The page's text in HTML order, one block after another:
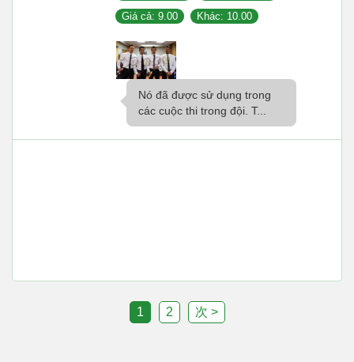
Giá cả: 9.00 Khác: 10.00
Nó đã được sử dụng trong
các cuộc thi trong đội. T...
1 2 次 >